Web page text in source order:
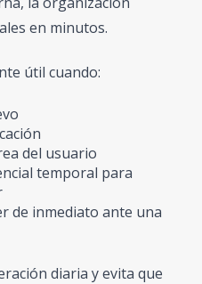
en minutos.
útil cuando:
del usuario
temporal para
de inmediato ante una
diaria y evita que